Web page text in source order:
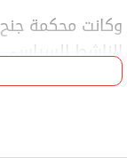
وكانت محكمة
الناشط
الشغل والنفاذ،
وقررت النيابة